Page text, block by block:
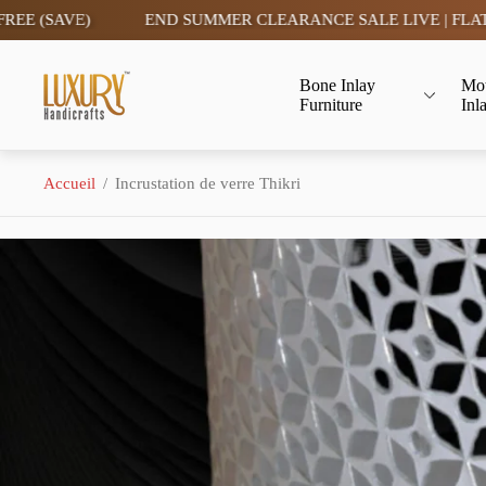
END SUMMER CLEARANCE SALE LIVE | FLAT 15%
Logo
magasin"
Bone Inlay
Furniture
Accueil / Incrustation de verre Thikri